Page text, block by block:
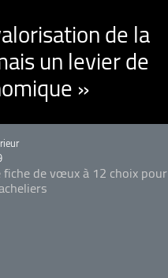
de la
un levier de
»
fiche de vœux à 12 choix pour